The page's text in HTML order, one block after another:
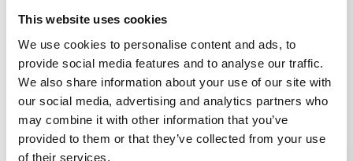
This website uses cookies
We use cookies to personalise content and ads, to
provide social media features and to analyse our traffic.
We also share information about your use of our site with
our social media, advertising and analytics partners who
may combine it with other information that you’ve
provided to them or that they’ve collected from your use
of their services.
Weise die Problematiken, aber auch die Situationskomik,
die sich aus fehlerhaften Kommunikations- und
Führungsstrategien ergeben. Wo Babyboomer
beispielsweise ein Teamevent in einem Meeting planen,
erledigt Gen Z das lieber nebenbei via WhatsApp. Vera
Deckers zeigt aber auch Lösungswege auf, um
generationenspezifische Missverständnisse,
Motivationsabfall, Konflikte oder gar Kündigungen zu